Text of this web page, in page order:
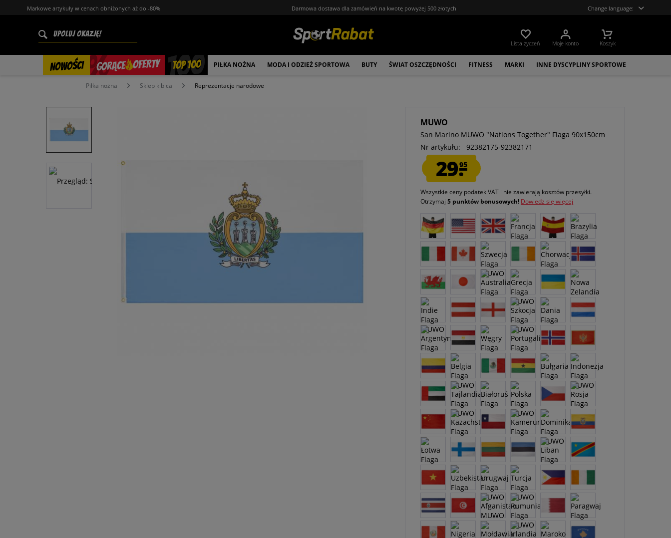
Markowe artykuły w cenach obniżonych aż do -80% Darmowa dostawa dla zamówień na kwotę powyżej 500 złotych Change language:
Lista życzeń Moje konto Koszyk
NOWOŚCI GORĄCE OFERTY
% TOP 100 PIŁKA NOŻNA MODA I ODZIEŻ SPORTOWA BUTY ŚWIAT OSZCZĘDNOŚCI FITNESS MARKI INNE DYSCYPLINY SPORTOWE
Piłka nożna Sklep kibica Reprezentacje narodowe
MUWO
San Marino MUWO "Nations Together" Flaga 90x150cm
Nr artykułu:
92382175-92382171
29.95
Wszystkie ceny podatek VAT i nie zawierają kosztów przesyłki.
Otrzymaj5 punktów bonusowych! Dowiedz się więcej